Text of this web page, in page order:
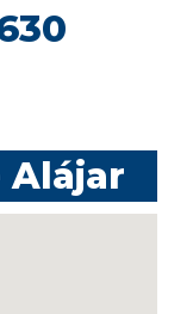
Alájar